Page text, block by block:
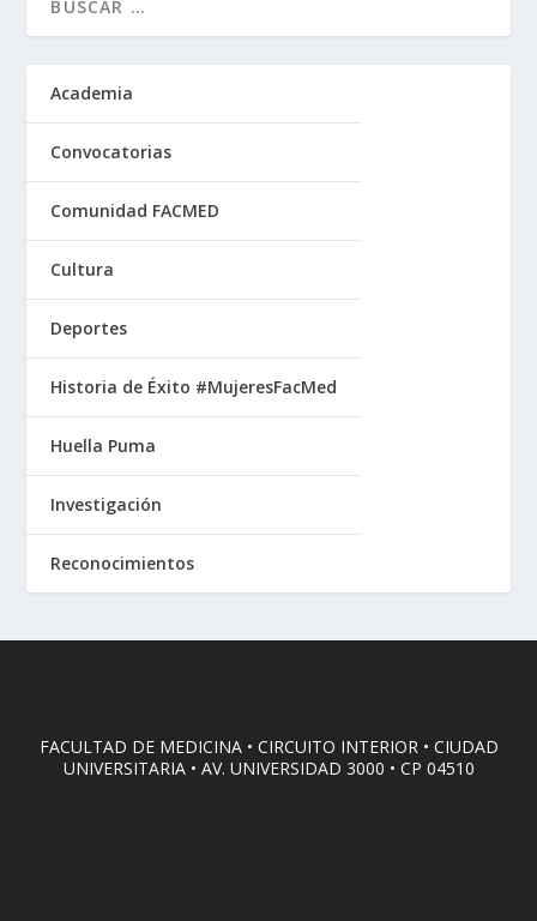
Academia
Convocatorias
Comunidad FACMED
Cultura
Deportes
Historia de Éxito #MujeresFacMed
Huella Puma
Investigación
Reconocimientos
FACULTAD DE MEDICINA • CIRCUITO INTERIOR • CIUDAD
UNIVERSITARIA • AV. UNIVERSIDAD 3000 • CP 04510